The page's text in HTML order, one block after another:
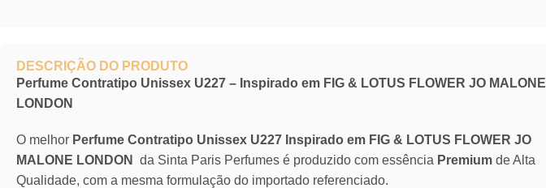
DESCRIÇÃO DO PRODUTO
Perfume Contratipo Unissex U227 – Inspirado em FIG & LOTUS FLOWER JO MALONE
LONDON
O melhor Perfume Contratipo Unissex U227 Inspirado em FIG & LOTUS FLOWER JO
MALONE LONDON
da Sinta Paris Perfumes é produzido com essência Premium de Alta
Qualidade, com a mesma formulação do importado referenciado.